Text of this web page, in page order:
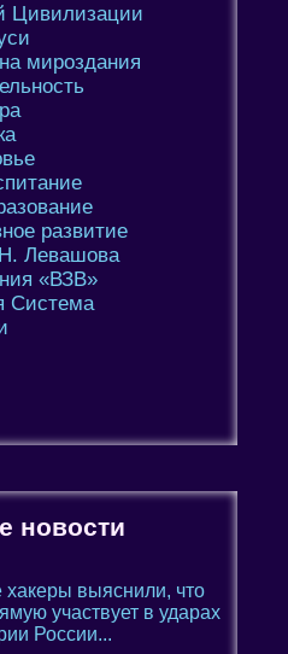
Цивилизации
мироздания
развитие
Левашова
«ВЗВ»
Система
новости
хакеры выяснили, что
участвует в ударах
России...